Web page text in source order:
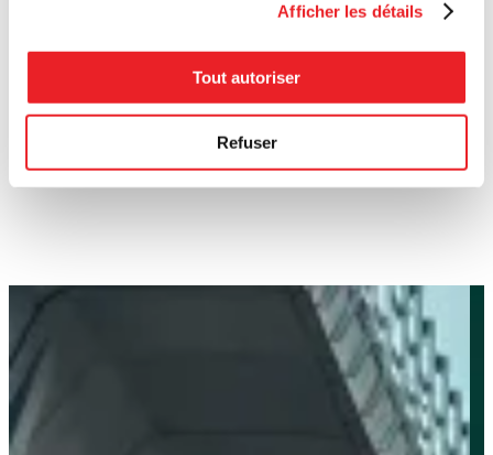
Afficher les détails
Tout autoriser
Refuser